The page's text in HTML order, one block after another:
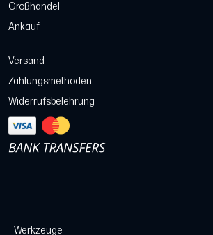
Großhandel
Ankauf
Versand
Zahlungsmethoden
Widerrufsbelehrung
Werkzeuge